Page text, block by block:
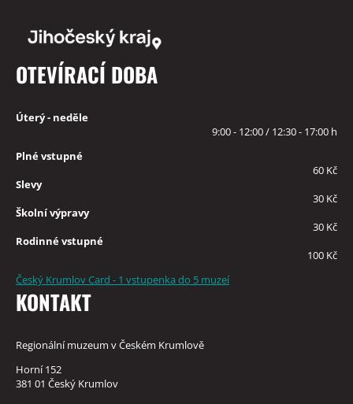
OTEVÍRACÍ DOBA
Úterý - neděle
9:00 - 12:00 / 12:30 - 17:00 h
Plné vstupné
60 Kč
Slevy
30 Kč
Školní výpravy
30 Kč
Rodinné vstupné
100 Kč
Český Krumlov Card - 1 vstupenka do 5 muzeí
KONTAKT
Regionální muzeum v Českém Krumlově
Horní 152
381 01 Český Krumlov